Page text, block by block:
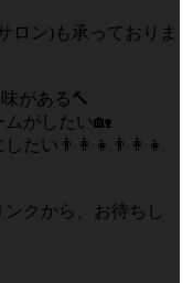
ロン)も承っておりま
がある🔨
ムがしたい🏡
たい👨‍👩‍👧👨‍👩‍👧
ンクから、お待ちし